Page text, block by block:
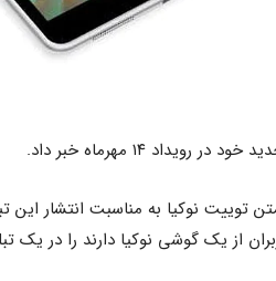
۱۴ مهرماه خبر داد.
توییت نوکیا به مناسبت انتشار این
از یک گوشی نوکیا دارند را در یک